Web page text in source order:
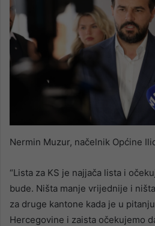
Nermin Muzur, načelnik Općine
“Lista za KS je najjača lista i
bude. Ništa manje vrijednije i
za druge kantone kada je u
Hercegovine i zaista očekujemo